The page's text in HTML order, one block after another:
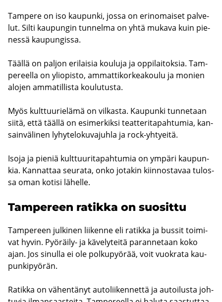
Tam­pe­re on iso kau­pun­ki, jossa on erin­omai­set pal­ve­
lut. Silti kau­pun­gin tun­nel­ma on yhtä mu­ka­va kuin pie­
nes­sä kau­pun­gis­sa.
Tääl­lä on pal­jon eri­lai­sia kou­lu­ja ja op­pi­lai­tok­sia. Tam­
pe­reel­la on yli­opis­to, am­mat­ti­kor­kea­kou­lu ja mo­nien
alo­jen am­ma­til­lis­ta kou­lu­tus­ta.
Myös kult­tuu­rie­lä­mä on vil­kas­ta. Kau­pun­ki tun­ne­taan
siitä, että tääl­lä on esi­mer­kik­si teat­te­ri­ta­pah­tu­mia, kan­
sain­vä­li­nen ly­hy­te­lo­ku­va­juh­la ja rock-​yhtyeitä.
Isoja ja pie­niä kult­tuu­ri­ta­pah­tu­mia on ym­pä­ri kau­pun­
kia. Kan­nat­taa seu­ra­ta, onko jo­ta­kin kiin­nos­ta­vaa tu­los­
sa oman ko­ti­si lä­hel­le.
Tam­pe­reen ra­tik­ka on suo­sit­tu
Tam­pe­reen jul­ki­nen lii­ken­ne eli ra­tik­ka ja bus­sit toi­mi­
vat hyvin. Pyöräily-​ ja kä­ve­ly­tei­tä pa­ran­ne­taan koko
ajan. Jos si­nul­la ei ole pol­ku­pyö­rää, voit vuo­kra­ta kau­
pun­ki­pyö­rän.
Ra­tik­ka on vä­hen­tä­nyt au­to­lii­ken­net­tä ja au­toi­lus­ta joh­